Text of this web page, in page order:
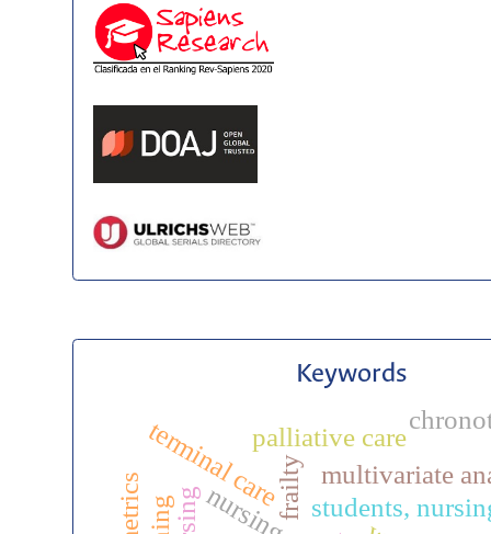
Keywords
nursing students,
frailty multivariate
palliative care
terminal care